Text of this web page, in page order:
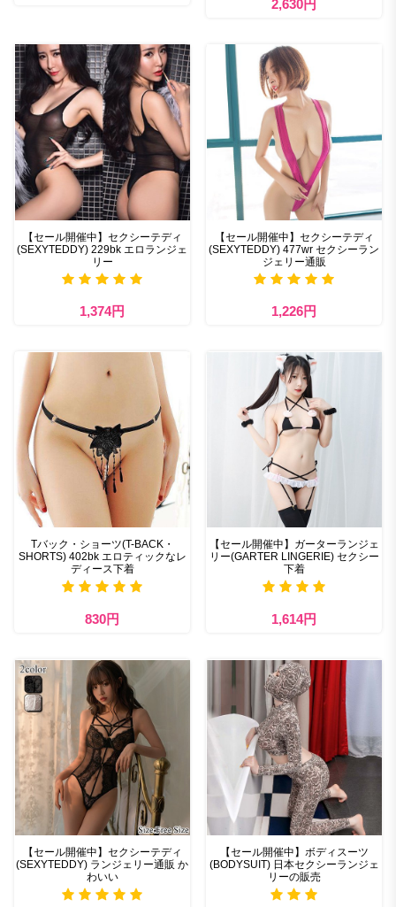
2,630円
【セール開催中】セクシーテディ
(SEXYTEDDY) 229bk エロランジェ
リー
1,374円
【セール開催中】セクシーテディ
(SEXYTEDDY) 477wr セクシーラン
ジェリー通販
1,226円
Tバック・ショーツ(T-BACK・
SHORTS) 402bk エロティックなレ
ディース下着
830円
【セール開催中】ガーターランジェ
リー(GARTER LINGERIE) セクシー
下着
1,614円
【セール開催中】セクシーテディ
(SEXYTEDDY) ランジェリー通販 か
わいい
【セール開催中】ボディスーツ
(BODYSUIT) 日本セクシーランジェ
リーの販売